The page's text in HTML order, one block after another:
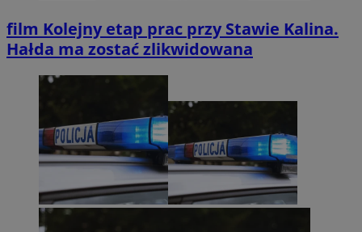
film Kolejny etap prac przy Stawie Kalina.
Hałda ma zostać zlikwidowana